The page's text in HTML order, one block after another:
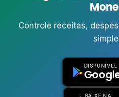
Controle receitas,
DISPONÍVEL
BAIXE NA